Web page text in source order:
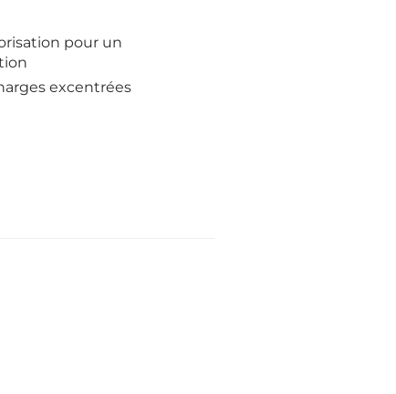
pour un
excentrées